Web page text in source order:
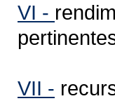
VI -
VII -